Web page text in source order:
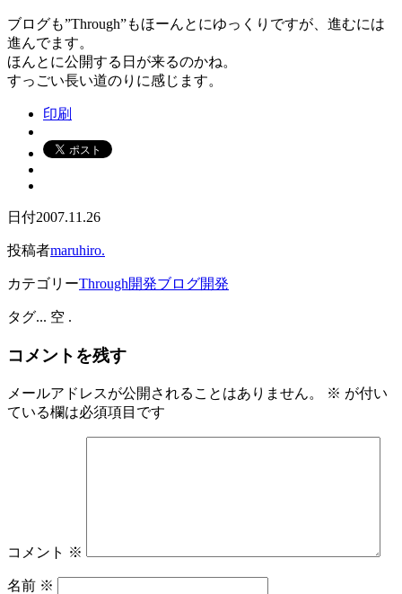
ブログも”Through”もほーんとにゆっくりですが、進むには
進んでます。
ほんとに公開する日が来るのかね。
すっごい長い道のりに感じます。
印刷
日付2007.11.26
投稿者maruhiro.
カテゴリーThrough開発ブログ開発
タグ... 空 .
コメントを残す
メールアドレスが公開されることはありません。 ※ が付い
ている欄は必須項目です
コメント ※
名前 ※